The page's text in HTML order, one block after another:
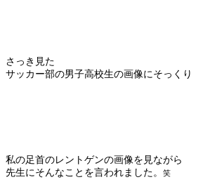
さっき見た
サッカー部の男子高校生の画像にそっくり
私の足首のレントゲンの画像を見ながら
先生にそんなことを言われました。
笑